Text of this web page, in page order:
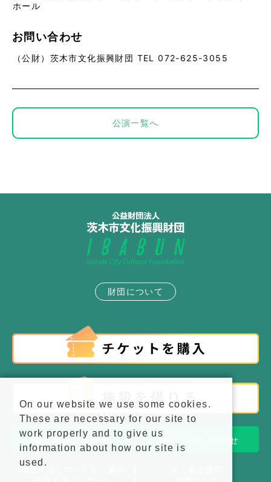
ホール
お問い合わせ
（公財）茨木市文化振興財団 TEL 072-625-3055
公演一覧へ
財団について
施設アクセス お問い合わせ
On our website we use some cookies.
These are necessary for our site to
work properly and to give us
information about how our site is
used.